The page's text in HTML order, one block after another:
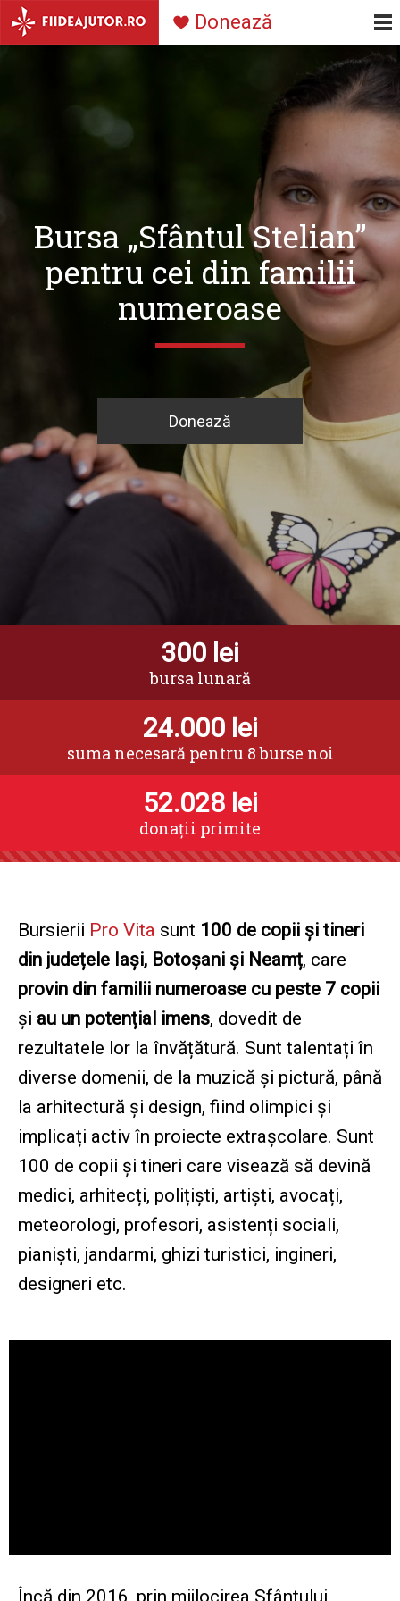
Mergi la conţinutul principal
Navigare
principală
Donează
Bursa „Sfântul Stelian”
pentru cei din familii
numeroase
Donează
300 lei
bursa lunară
24.000 lei
suma necesară pentru 8 burse noi
52.028 lei
donații primite
Bursierii Pro Vita sunt 100 de copii și tineri
din județele Iași, Botoșani și Neamț, care
provin din familii numeroase cu peste 7 copii
și au un potențial imens, dovedit de
rezultatele lor la învățătură. Sunt talentați în
diverse domenii, de la muzică și pictură, până
la arhitectură și design, fiind olimpici și
implicați activ în proiecte extrașcolare. Sunt
100 de copii și tineri care visează să devină
medici, arhitecți, polițiști, artiști, avocați,
meteorologi, profesori, asistenți sociali,
pianiști, jandarmi, ghizi turistici, ingineri,
designeri etc.
Încă din 2016, prin mijlocirea Sfântului